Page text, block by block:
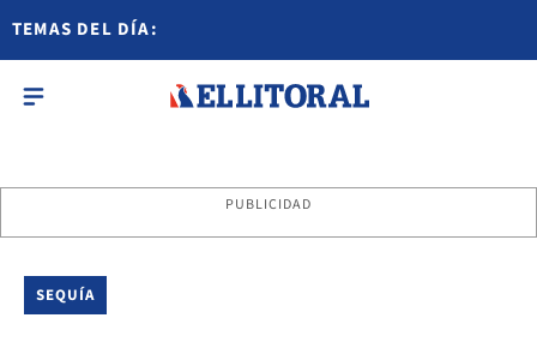
TEMAS DEL DÍA:
PUBLICIDAD
SEQUÍA